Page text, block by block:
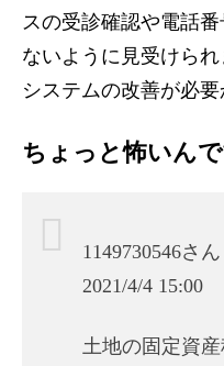
スの受診確認や電話
ないように見受けられ
システムの改善が必要
ちょっと怖いん
1149730546さん
2021/4/4 15:00
土地の固定資